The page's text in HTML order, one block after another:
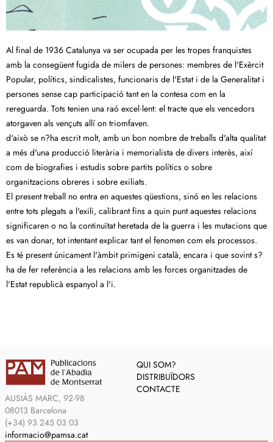
Al final de 1936 Catalunya va ser ocupada per les tropes franquistes
amb la consegüent fugida de milers de persones: membres de l'Exèrcit
Popular, polítics, sindicalistes, funcionaris de l'Estat i de la Generalitat i
persones sense cap participació tant en la contesa com en la
rereguarda. Tots tenien una raó excel·lent: el tracte que els vencedors
atorgaven als vençuts allí on triomfaven.
d'això se n?ha escrit molt, amb un bon nombre de treballs d'alta qualitat
a més d'una producció literària i memorialista de divers interès, així
com de biografies i estudis sobre partits polítics o sobre
organitzacions obreres i sobre exiliats.
El present treball no entra en aquestes qüestions, sinó en les relacions
entre tots plegats a l'exili, calibrant fins a quin punt aquestes relacions
significaren o no la continuïtat heretada de la guerra i les mutacions que
es van donar, tot intentant explicar tant el fenomen com els processos.
Es té present únicament l'àmbit primigeni català, encara i que sovint s?
ha de fer referència a les relacions amb les forces organitzades de
l'Estat republicà espanyol a l'i.
AUSIÀS MARC, 92-98
08013 Barcelona
(+34) 93 245 03 03
informacio@pamsa.cat
QUI SOM?
DISTRIBUÏDORS
CONTACTE